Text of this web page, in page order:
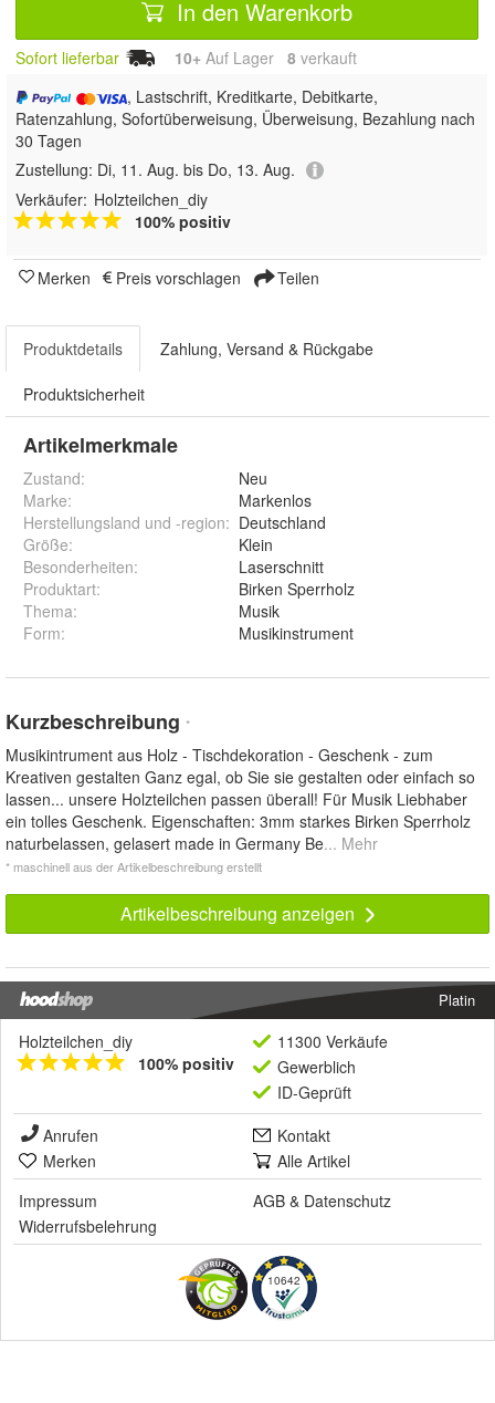
In den Warenkorb
Sofort lieferbar 10+ Auf Lager 8 verkauft
, Lastschrift, Kreditkarte, Debitkarte,
Ratenzahlung, Sofortüberweisung, Überweisung, Bezahlung nach
30 Tagen
Zustellung: Di, 11. Aug. bis Do, 13. Aug.
Verkäufer: Holzteilchen_diy
100% positiv
Merken Preis vorschlagen Teilen
Produktdetails Zahlung, Versand & Rückgabe
Produktsicherheit
Artikelmerkmale
Zustand:
Neu
Marke:
Markenlos
Herstellungsland und -region: Deutschland
Größe:
Klein
Besonderheiten:
Laserschnitt
Produktart:
Birken Sperrholz
Thema:
Musik
Form: Musikinstrument
Kurzbeschreibung *
Musikintrument aus Holz - Tischdekoration - Geschenk - zum
Kreativen gestalten Ganz egal, ob Sie sie gestalten oder einfach so
lassen... unsere Holzteilchen passen überall! Für Musik Liebhaber
ein tolles Geschenk. Eigenschaften: 3mm starkes Birken Sperrholz
naturbelassen, gelasert made in Germany Be... Mehr
* maschinell aus der Artikelbeschreibung erstellt
Artikelbeschreibung anzeigen
Platin
Holzteilchen_diy
100% positiv
11300 Verkäufe
Gewerblich
ID-Geprüft
Anrufen
Kontakt
Merken
Alle Artikel
Impressum
AGB & Datenschutz
Widerrufsbelehrung
10642